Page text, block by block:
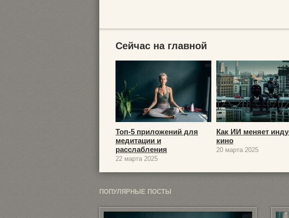
Сейчас на главной
Топ-5 приложений для
медитации и
расслабления
22 марта 2025
Как ИИ меняет
кино
20 марта 2025
ПОПУЛЯРНЫЕ ПОСТЫ